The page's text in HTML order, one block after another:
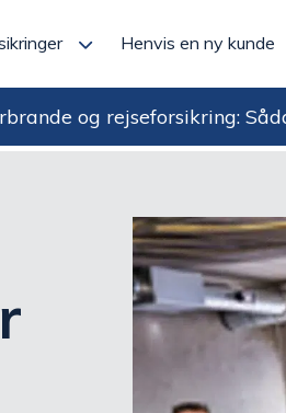
Henvis en ny kunde
og rejseforsikring: